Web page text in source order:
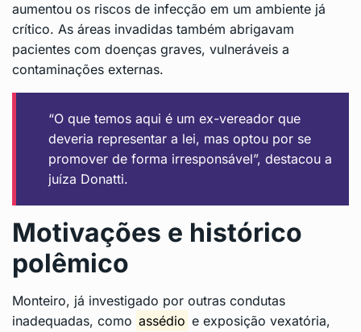
aumentou os riscos de infecção em um ambiente já
crítico. As áreas invadidas também abrigavam
pacientes com doenças graves, vulneráveis a
contaminações externas.
“O que temos aqui é um ex-vereador que
deveria representar a lei, mas optou por se
promover de forma irresponsável”, destacou a
juíza Donatti.
Motivações e histórico
polêmico
Monteiro, já investigado por outras condutas
inadequadas, como assédio e exposição vexatória,